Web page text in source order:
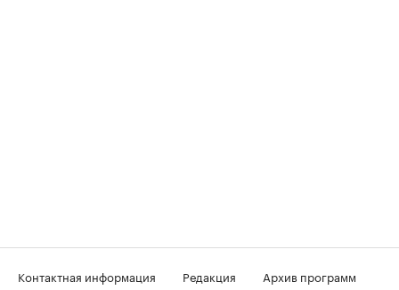
Контактная информация Редакция
Архив программ